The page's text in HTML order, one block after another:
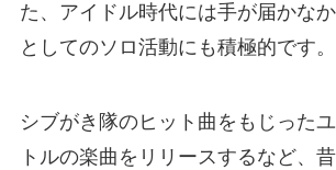
た、アイドル時代には手が届かなか
としてのソロ活動にも積極的です。
シブがき隊のヒット曲をもじった
トルの楽曲をリリースするなど、